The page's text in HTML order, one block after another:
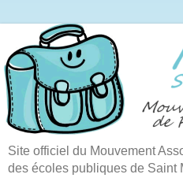
Site officiel du Mouvement
des écoles publiques de Saint